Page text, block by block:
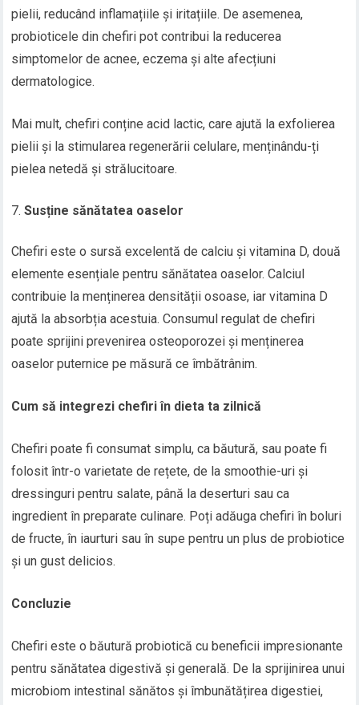
pielii, reducând inflamațiile și iritațiile. De asemenea,
probioticele din chefiri pot contribui la reducerea
simptomelor de acnee, eczema și alte afecțiuni
dermatologice.
Mai mult, chefiri conține acid lactic, care ajută la exfolierea
pielii și la stimularea regenerării celulare, menținându-ți
pielea netedă și strălucitoare.
Susține sănătatea oaselor
Chefiri este o sursă excelentă de calciu și vitamina D, două
elemente esențiale pentru sănătatea oaselor. Calciul
contribuie la menținerea densității osoase, iar vitamina D
ajută la absorbția acestuia. Consumul regulat de chefiri
poate sprijini prevenirea osteoporozei și menținerea
oaselor puternice pe măsură ce îmbătrânim.
Cum să integrezi chefiri în dieta ta zilnică
Chefiri poate fi consumat simplu, ca băutură, sau poate fi
folosit într-o varietate de rețete, de la smoothie-uri și
dressinguri pentru salate, până la deserturi sau ca
ingredient în preparate culinare. Poți adăuga chefiri în boluri
de fructe, în iaurturi sau în supe pentru un plus de probiotice
și un gust delicios.
Concluzie
Chefiri este o băutură probiotică cu beneficii impresionante
pentru sănătatea digestivă și generală. De la sprijinirea unui
microbiom intestinal sănătos și îmbunătățirea digestiei,